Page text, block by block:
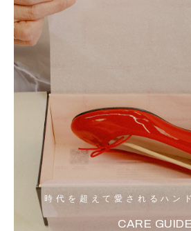
時代を超えて愛されるハン
CARE GUIDE